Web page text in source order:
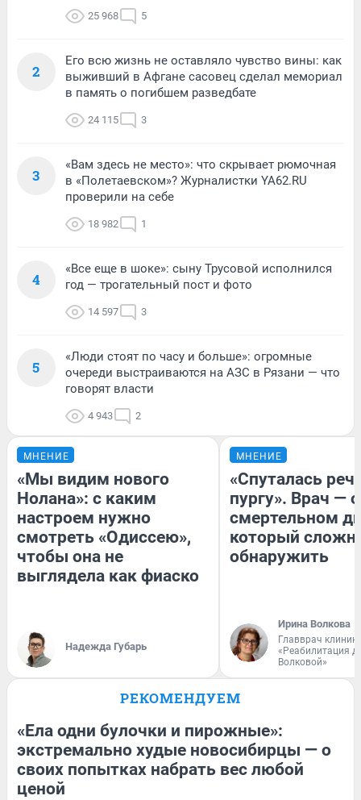
25 968 5
2
Его всю жизнь не оставляло чувство вины: как
выживший в Афгане сасовец сделал мемориал
в память о погибшем разведбате
24 115 3
3
«Вам здесь не место»: что скрывает рюмочная
в «Полетаевском»? Журналистки YA62.RU
проверили на себе
18 982 1
4
«Все еще в шоке»: сыну Трусовой исполнился
год — трогательный пост и фото
14 597 3
5
«Люди стоят по часу и больше»: огромные
очереди выстраиваются на АЗС в Рязани — что
говорят власти
4 943 2
МНЕНИЕ
«Мы видим нового
Нолана»: с каким
настроем нужно
смотреть «Одиссею»,
чтобы она не
выглядела как фиаско
Надежда Губарь
МНЕНИЕ
«Спуталась
пургу». Врач — о
смертельном
который
обнаружить
Ирина Волкова
Главврач
«Реабилитация
Волковой»
РЕКОМЕНДУЕМ
«Ела одни булочки и пирожные»:
экстремально худые новосибирцы — о
своих попытках набрать вес любой
ценой